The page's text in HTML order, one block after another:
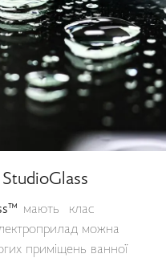
мають клас
можна
приміщень ванної